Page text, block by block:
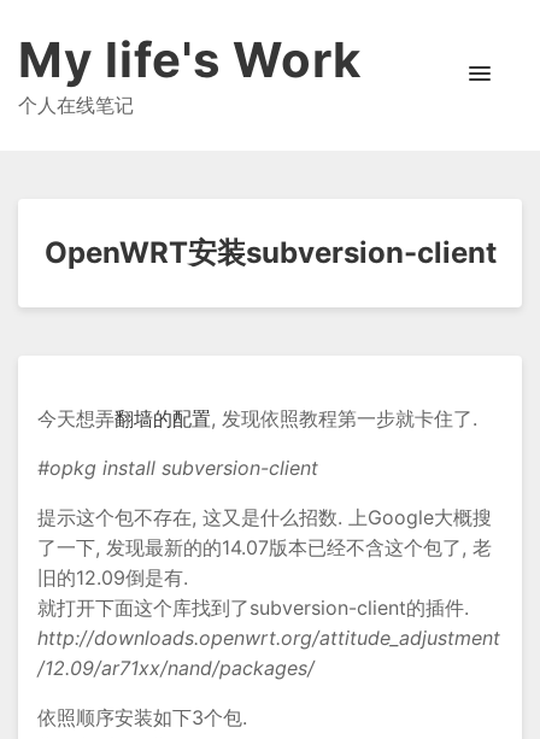
My life's Work
个人在线笔记
OpenWRT安装subversion-client
今天想弄翻墙的配置, 发现依照教程第一步就卡住了.
#opkg install subversion-client
提示这个包不存在, 这又是什么招数. 上Google大概搜
了一下, 发现最新的的14.07版本已经不含这个包了, 老
旧的12.09倒是有.
就打开下面这个库找到了subversion-client的插件.
http://downloads.openwrt.org/attitude_adjustment
/12.09/ar71xx/nand/packages/
依照顺序安装如下3个包.